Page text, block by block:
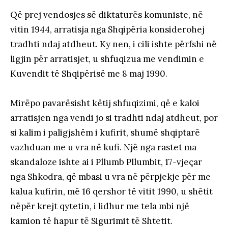
Që prej vendosjes së diktaturës komuniste, në
vitin 1944, arratisja nga Shqipëria konsiderohej
tradhti ndaj atdheut. Ky nen, i cili ishte përfshi në
ligjin për arratisjet, u shfuqizua me vendimin e
Kuvendit të Shqipërisë me 8 maj 1990.
Mirëpo pavarësisht këtij shfuqizimi, që e kaloi
arratisjen nga vendi jo si tradhti ndaj atdheut, por
si kalim i paligjshëm i kufirit, shumë shqiptarë
vazhduan me u vra në kufi. Një nga rastet ma
skandaloze ishte ai i Pllumb Pllumbit, 17-vjeçar
nga Shkodra, që mbasi u vra në përpjekje për me
kalua kufirin, më 16 qershor të vitit 1990, u shëtit
nëpër krejt qytetin, i lidhur me tela mbi një
kamion të hapur të Sigurimit të Shtetit.